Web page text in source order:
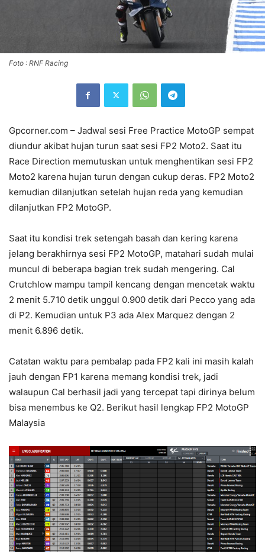
Foto : RNF Racing
Gpcorner.com – Jadwal sesi Free Practice MotoGP sempat
diundur akibat hujan turun saat sesi FP2 Moto2. Saat itu
Race Direction memutuskan untuk menghentikan sesi FP2
Moto2 karena hujan turun dengan cukup deras. FP2 Moto2
kemudian dilanjutkan setelah hujan reda yang kemudian
dilanjutkan FP2 MotoGP.
Saat itu kondisi trek setengah basah dan kering karena
jelang berakhirnya sesi FP2 MotoGP, matahari sudah mulai
muncul di beberapa bagian trek sudah mengering. Cal
Crutchlow mampu tampil kencang dengan mencetak waktu
2 menit 5.710 detik unggul 0.900 detik dari Pecco yang ada
di P2. Kemudian untuk P3 ada Alex Marquez dengan 2
menit 6.896 detik.
Catatan waktu para pembalap pada FP2 kali ini masih kalah
jauh dengan FP1 karena memang kondisi trek, jadi
walaupun Cal berhasil jadi yang tercepat tapi dirinya belum
bisa menembus ke Q2. Berikut hasil lengkap FP2 MotoGP
Malaysia